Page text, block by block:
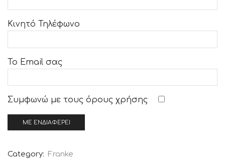
Κινητό Τηλέφωνο
Το Email σας
Συμφωνώ με τους όρους χρήσης
Category:
Franke